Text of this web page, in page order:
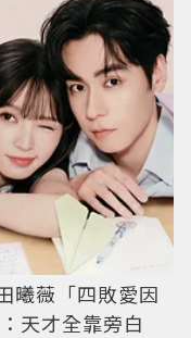
曦薇「四敗愛因
天才全靠旁白